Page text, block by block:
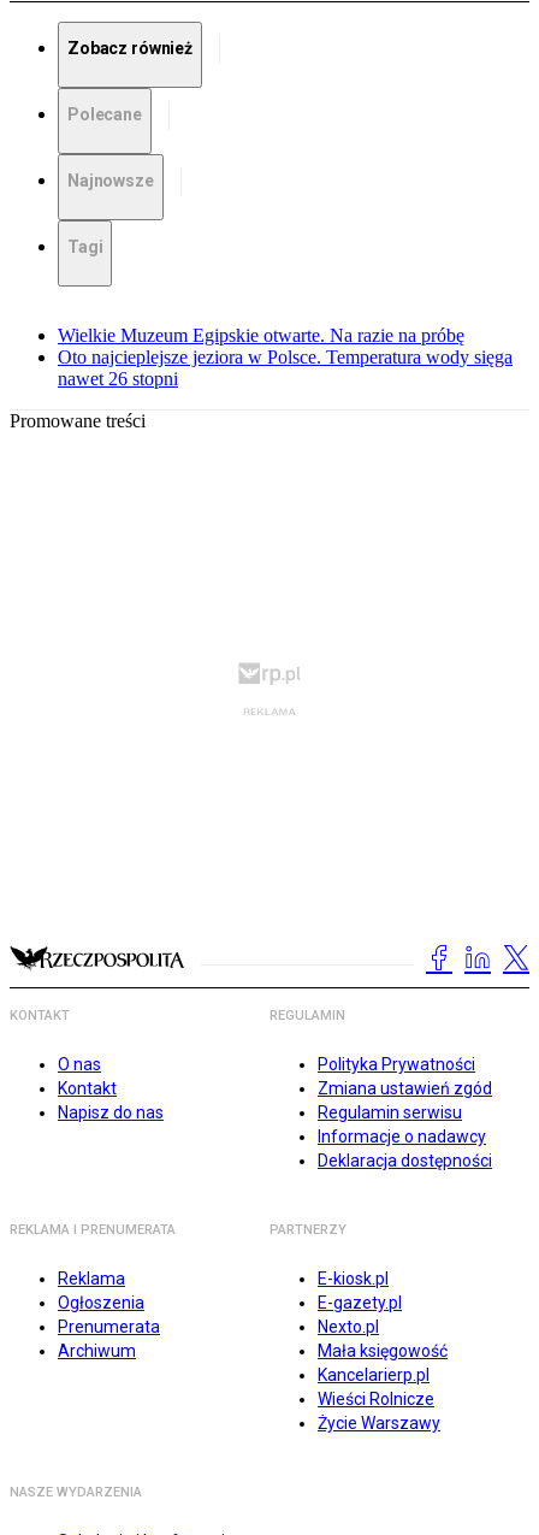
Zobacz również
Polecane
Najnowsze
Tagi
Wielkie Muzeum Egipskie otwarte. Na razie na próbę
Oto najcieplejsze jeziora w Polsce. Temperatura wody sięga
nawet 26 stopni
Promowane treści
KONTAKT
O nas
Kontakt
Napisz do nas
REGULAMIN
Polityka Prywatności
Zmiana ustawień zgód
Regulamin serwisu
Informacje o nadawcy
Deklaracja dostępności
REKLAMA I PRENUMERATA
Reklama
Ogłoszenia
Prenumerata
Archiwum
PARTNERZY
E-kiosk.pl
E-gazety.pl
Nexto.pl
Mała księgowość
Kancelarierp.pl
Wieści Rolnicze
Życie Warszawy
NASZE WYDARZENIA